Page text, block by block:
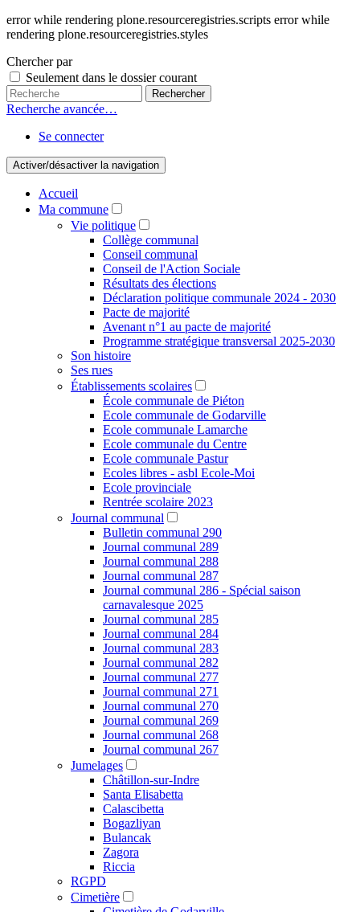
error while rendering plone.resourceregistries.scripts error while
rendering plone.resourceregistries.styles
Chercher par
Seulement dans le dossier courant
Recherche avancée…
Se connecter
Activer/désactiver la navigation
Accueil
Ma commune
Vie politique
Collège communal
Conseil communal
Conseil de l'Action Sociale
Résultats des élections
Déclaration politique communale 2024 - 2030
Pacte de majorité
Avenant n°1 au pacte de majorité
Programme stratégique transversal 2025-2030
Son histoire
Ses rues
Établissements scolaires
École communale de Piéton
Ecole communale de Godarville
Ecole communale Lamarche
Ecole communale du Centre
Ecole communale Pastur
Ecoles libres - asbl Ecole-Moi
Ecole provinciale
Rentrée scolaire 2023
Journal communal
Bulletin communal 290
Journal communal 289
Journal communal 288
Journal communal 287
Journal communal 286 - Spécial saison
carnavalesque 2025
Journal communal 285
Journal communal 284
Journal communal 283
Journal communal 282
Journal communal 277
Journal communal 271
Journal communal 270
Journal communal 269
Journal communal 268
Journal communal 267
Jumelages
Châtillon-sur-Indre
Santa Elisabetta
Calascibetta
Bogazliyan
Bulancak
Zagora
Riccia
RGPD
Cimetière